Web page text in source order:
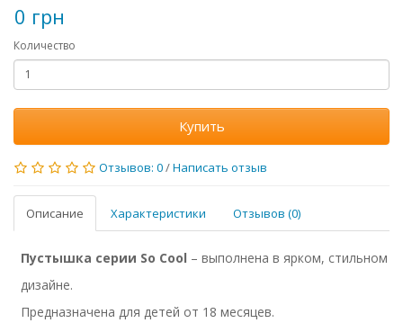
0 грн
Количество
Купить
Отзывов: 0/Написать отзыв
Описание Характеристики Отзывов (0)
Пустышка серии So Cool – выполнена в ярком, стильном
дизайне.
Предназначена для детей от 18 месяцев.